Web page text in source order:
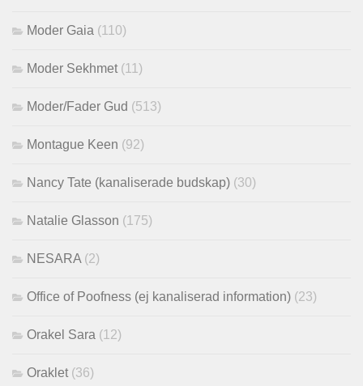
Moder Gaia (110)
Moder Sekhmet (11)
Moder/Fader Gud (513)
Montague Keen (92)
Nancy Tate (kanaliserade budskap) (30)
Natalie Glasson (175)
NESARA (2)
Office of Poofness (ej kanaliserad information) (23)
Orakel Sara (12)
Oraklet (36)